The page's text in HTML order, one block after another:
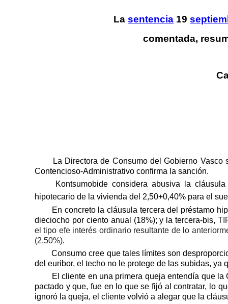
La sentencia 19
comentada,
La Directora de Consumo del Gobierno
Contencioso-Administrativo confirma la sanción.
Kontsumobide considera abusiva la
hipotecario de la vivienda del 2,50+0,40% para el
En concreto la cláusula tercera del préstamo
dieciocho por ciento anual (18%); y la tercera-bis,
el tipo efe interés ordinario resultante de lo
(2,50%).
Consumo cree que tales límites son
del euribor, el techo no le protege de las subidas,
El cliente en una primera queja entendía que
pactado y que, fue en lo que se fijó al contratar, lo
ignoró la queja, el cliente volvió a alegar que la